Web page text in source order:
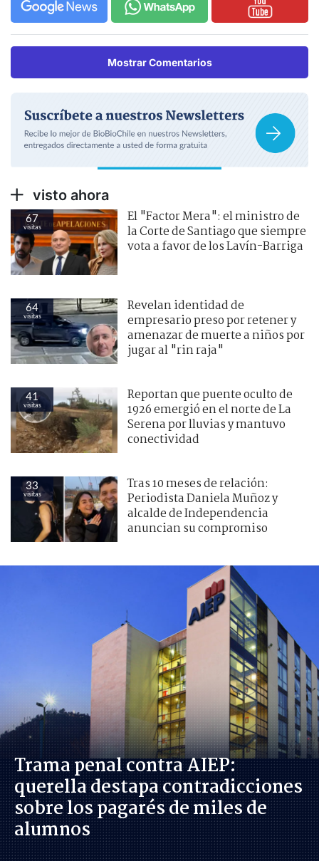
Mostrar Comentarios
visto ahora
67
visitas
El "Factor Mera": el ministro de
la Corte de Santiago que siempre
vota a favor de los Lavín-Barriga
64
visitas
Revelan identidad de
empresario preso por retener y
amenazar de muerte a niños por
jugar al "rin raja"
41
visitas
Reportan que puente oculto de
1926 emergió en el norte de La
Serena por lluvias y mantuvo
conectividad
33
visitas
Tras 10 meses de relación:
Periodista Daniela Muñoz y
alcalde de Independencia
anuncian su compromiso
Trama penal contra AIEP:
querella destapa contradicciones
sobre los pagarés de miles de
alumnos